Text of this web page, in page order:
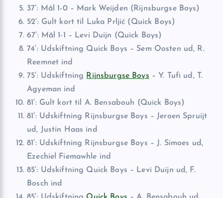
37′: Mål 1-0 – Mark Weijden (Rijnsburgse Boys)
52′: Gult kort til Luka Prljić (Quick Boys)
67′: Mål 1-1 – Levi Duijn (Quick Boys)
74′: Udskiftning Quick Boys – Sem Oosten ud, R.
Reemnet ind
75′: Udskiftning Rijnsburgse Boys – Y. Tufi ud, T.
Agyeman ind
81′: Gult kort til A. Bensabouh (Quick Boys)
81′: Udskiftning Rijnsburgse Boys – Jeroen Spruijt
ud, Justin Haas ind
81′: Udskiftning Rijnsburgse Boys – J. Simoes ud,
Ezechiel Fiemawhle ind
85′: Udskiftning Quick Boys – Levi Duijn ud, F.
Bosch ind